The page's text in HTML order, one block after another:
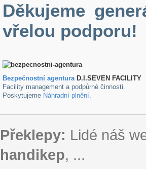
Děkujeme
vřelou podporu!
Bezpečnostní agenturaD.I.SEVEN FACILITY
Facility management a podpůrné činnosti.
Poskytujeme Náhradní plnění.
Překlepy: Lidé náš
handikep, ...